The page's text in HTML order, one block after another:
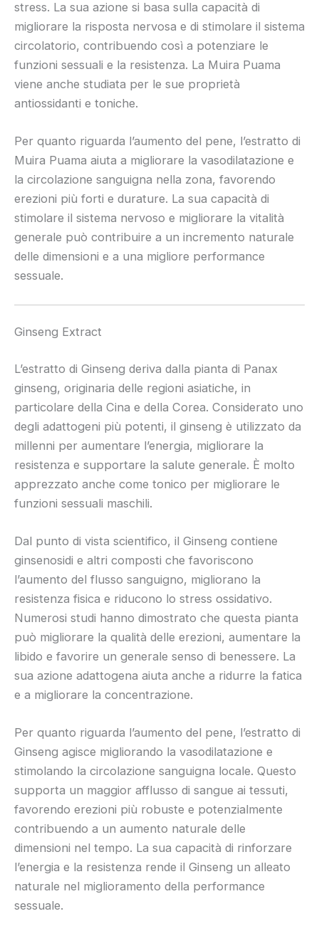
stress. La sua azione si basa sulla capacità di
migliorare la risposta nervosa e di stimolare il sistema
circolatorio, contribuendo così a potenziare le
funzioni sessuali e la resistenza. La Muira Puama
viene anche studiata per le sue proprietà
antiossidanti e toniche.
Per quanto riguarda l’aumento del pene, l’estratto di
Muira Puama aiuta a migliorare la vasodilatazione e
la circolazione sanguigna nella zona, favorendo
erezioni più forti e durature. La sua capacità di
stimolare il sistema nervoso e migliorare la vitalità
generale può contribuire a un incremento naturale
delle dimensioni e a una migliore performance
sessuale.
Ginseng Extract
L’estratto di Ginseng deriva dalla pianta di Panax
ginseng, originaria delle regioni asiatiche, in
particolare della Cina e della Corea. Considerato uno
degli adattogeni più potenti, il ginseng è utilizzato da
millenni per aumentare l’energia, migliorare la
resistenza e supportare la salute generale. È molto
apprezzato anche come tonico per migliorare le
funzioni sessuali maschili.
Dal punto di vista scientifico, il Ginseng contiene
ginsenosidi e altri composti che favoriscono
l’aumento del flusso sanguigno, migliorano la
resistenza fisica e riducono lo stress ossidativo.
Numerosi studi hanno dimostrato che questa pianta
può migliorare la qualità delle erezioni, aumentare la
libido e favorire un generale senso di benessere. La
sua azione adattogena aiuta anche a ridurre la fatica
e a migliorare la concentrazione.
Per quanto riguarda l’aumento del pene, l’estratto di
Ginseng agisce migliorando la vasodilatazione e
stimolando la circolazione sanguigna locale. Questo
supporta un maggior afflusso di sangue ai tessuti,
favorendo erezioni più robuste e potenzialmente
contribuendo a un aumento naturale delle
dimensioni nel tempo. La sua capacità di rinforzare
l’energia e la resistenza rende il Ginseng un alleato
naturale nel miglioramento della performance
sessuale.